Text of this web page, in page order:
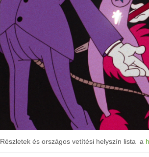
Részletek és országos vetítési helyszín lista a